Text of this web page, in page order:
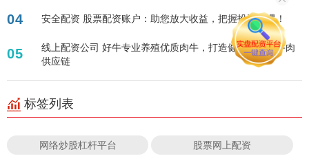
04 安全配资 股票配资账户：助您放大收益，把握投资机遇！
05
线上配资公司 好牛专业养殖优质肉牛，打造健康美味的牛肉
供应链
标签列表
网络炒股杠杆平台 股票网上配资